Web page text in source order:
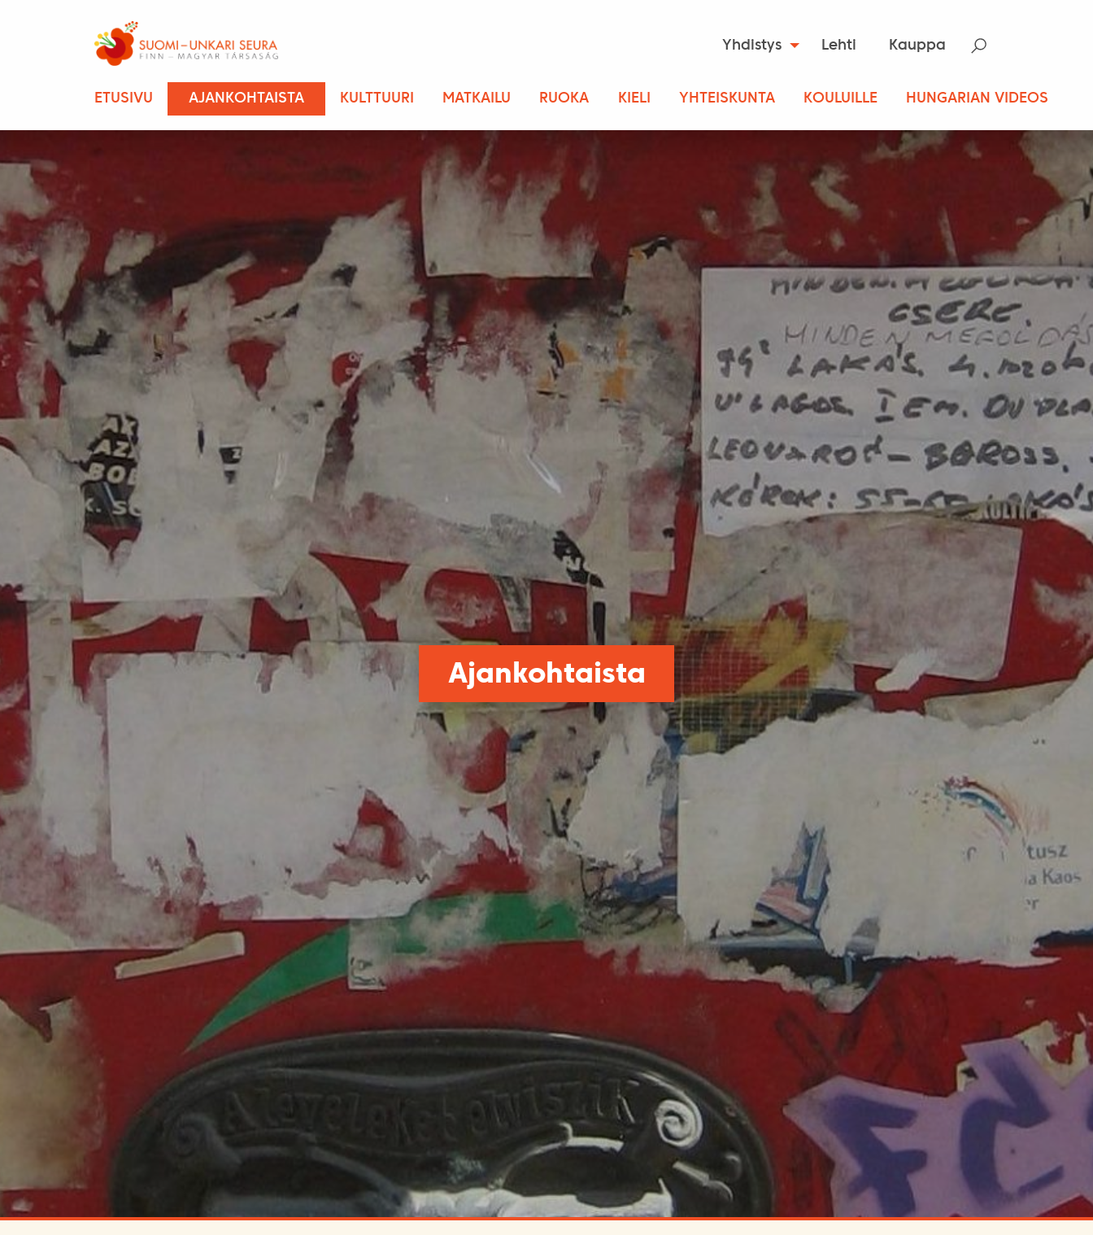
Yhdistys Lehti Kauppa
ETUSIVU AJANKOHTAISTA KULTTUURI MATKAILU RUOKA KIELI YHTEISKUNTA KOULUILLE HUNGARIAN VIDEOS
Ajankohtaista